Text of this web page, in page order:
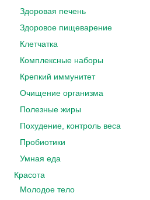
Здоровая печень
Здоровое пищеварение
Клетчатка
Комплексные наборы
Крепкий иммунитет
Очищение организма
Полезные жиры
Похудение, контроль веса
Пробиотики
Умная еда
Красота
Молодое тело